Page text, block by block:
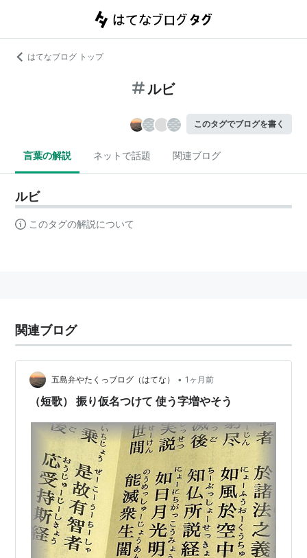
はてなブログ トップ
ルビ
このタグでブログを書く
言葉の解説 ネットで話題 関連ブログ
ルビ
このタグの解説について
関連ブログ
五島弁やたくっブログ（はてな） • 1ヶ月前
（短歌） 振り仮名つけて 使う字増やそう